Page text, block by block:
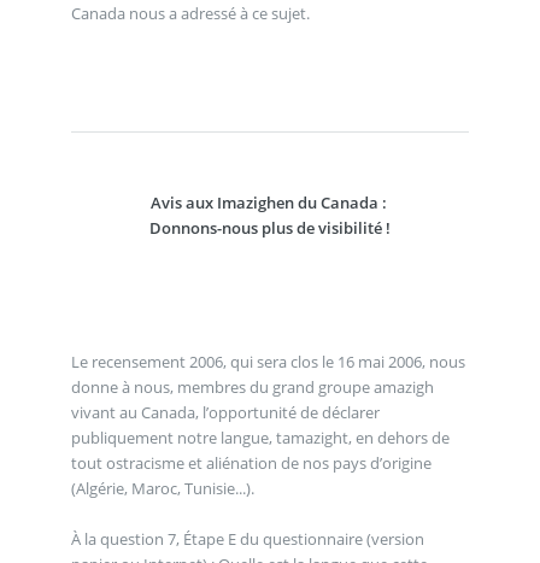
Canada nous a adressé à ce sujet.
Avis aux Imazighen du Canada :
Donnons-nous plus de visibilité !
Le recensement 2006, qui sera clos le 16 mai 2006, nous
donne à nous, membres du grand groupe amazigh
vivant au Canada, l’opportunité de déclarer
publiquement notre langue, tamazight, en dehors de
tout ostracisme et aliénation de nos pays d’origine
(Algérie, Maroc, Tunisie...).
À la question 7, Étape E du questionnaire (version